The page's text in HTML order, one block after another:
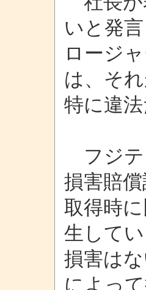
いと発
ロージ
は、そ
特に違
フジテ
損害賠
取得時
生して
損害は
によっ